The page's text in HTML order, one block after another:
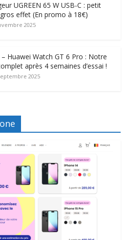
UGREEN 65 W USB-C : petit
effet (En promo à 18€)
2025
– Huawei Watch GT 6 Pro : Notre
après 4 semaines d’essai !
2025